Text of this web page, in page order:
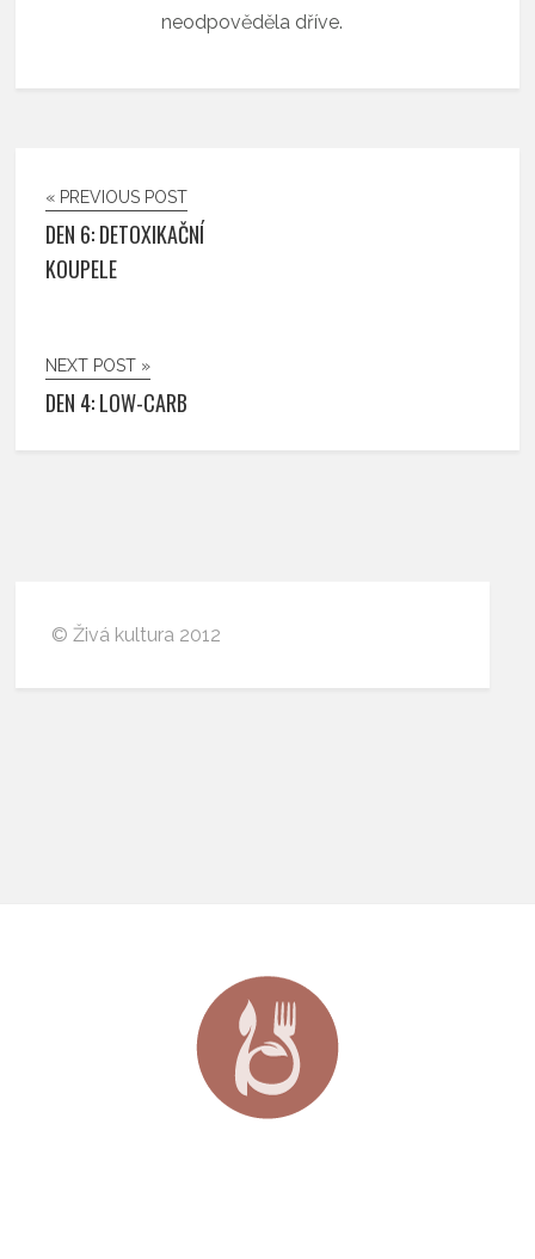
neodpověděla dříve.
« PREVIOUS POST
DEN 6: DETOXIKAČNÍ
KOUPELE
NEXT POST »
DEN 4: LOW-CARB
© Živá kultura 2012